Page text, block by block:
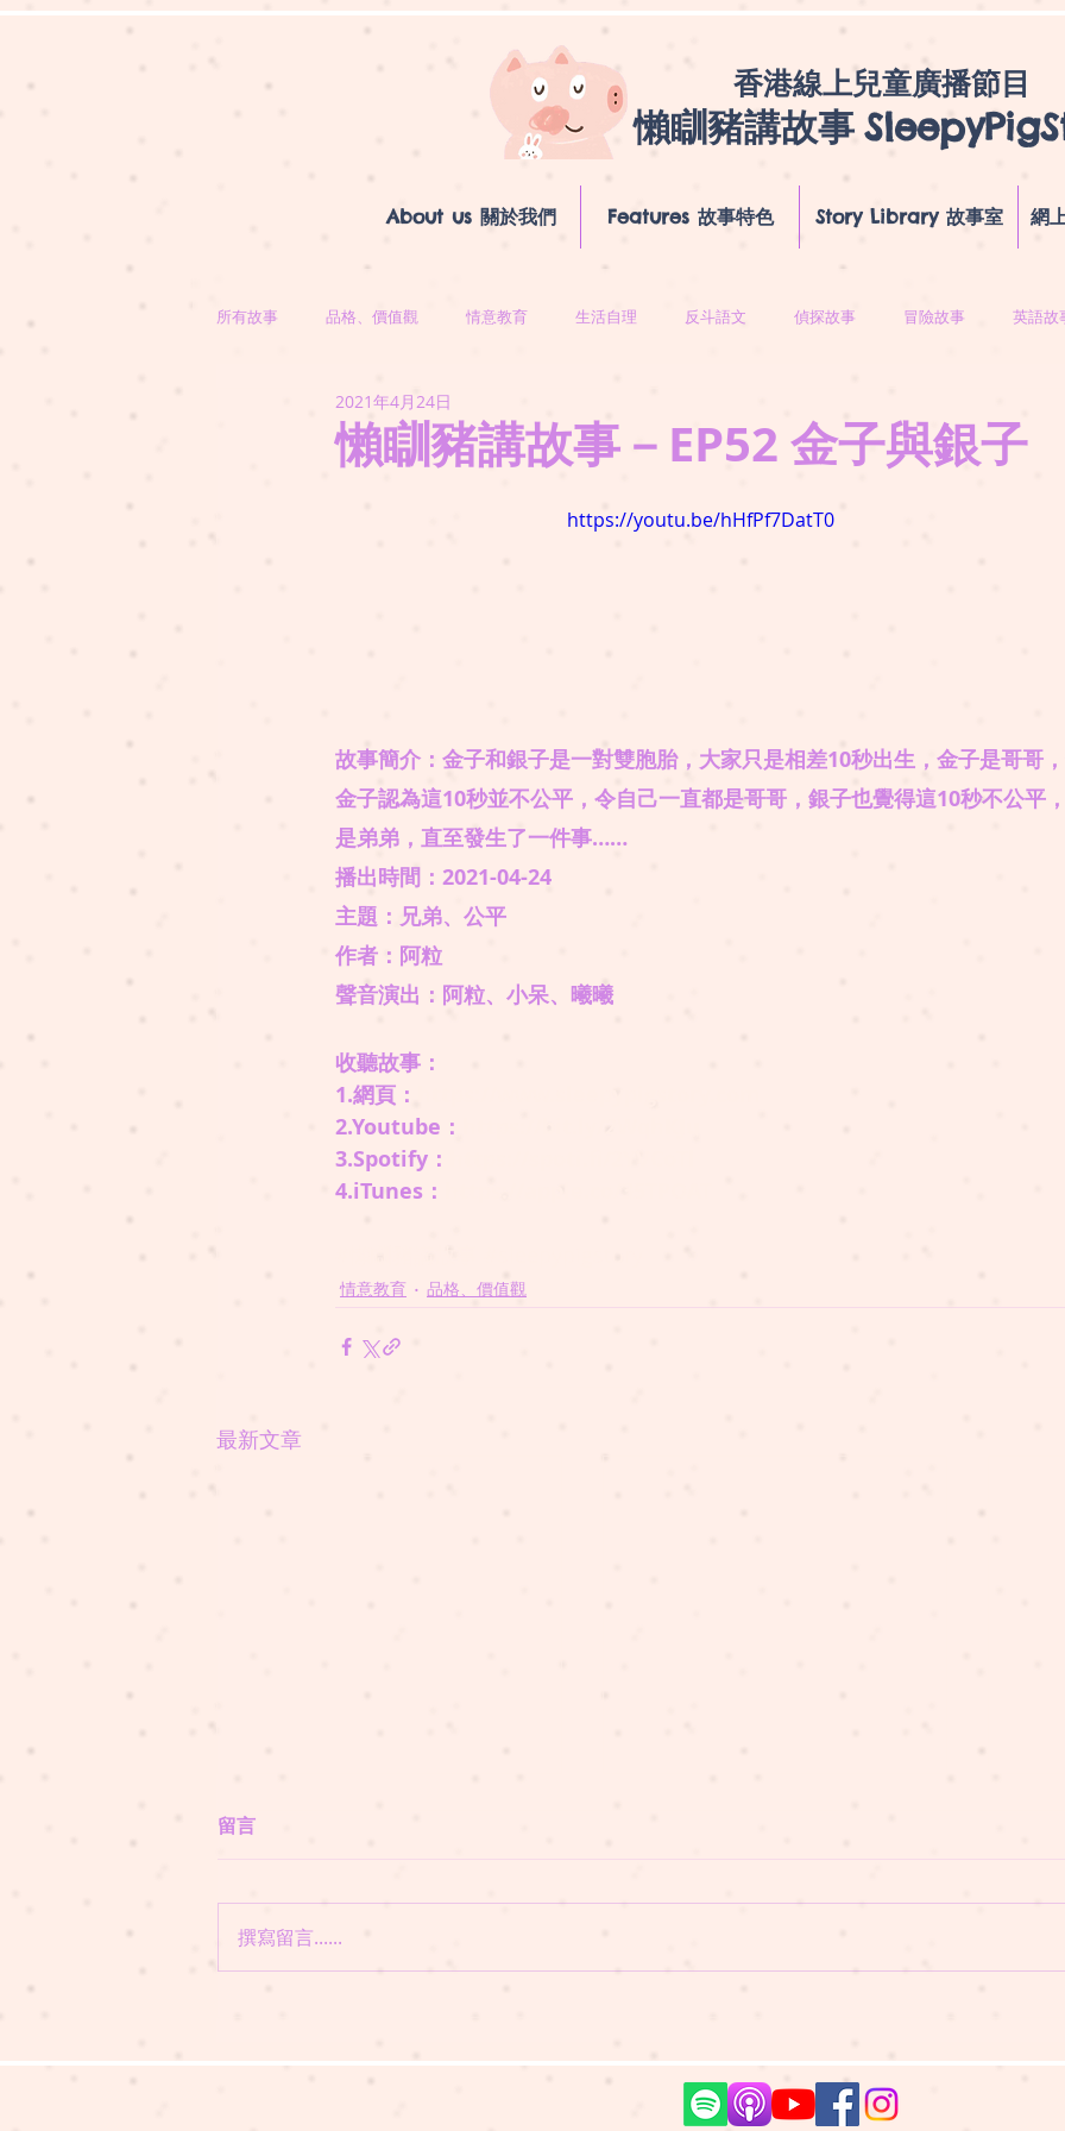
香港線上兒童廣播節目
懶瞓豬講故事
About us 關於我們 Features 故事特色 Story Library 故事室 網
所有故事 品格、價值觀 情意教育 生活自理 反斗語文 偵探故事 冒險故事 英語故
懶瞓豬講故事－EP52 金子與銀子
2021年4月24日
https://youtu.be/hHfPf7DatT0
故事簡介：金子和銀子是一對雙胞胎，大家只是相差10秒出生，金子是哥哥
金子認為這10秒並不公平，令自己一直都是哥哥，銀子也覺得這10秒不公平
是弟弟，直至發生了一件事……
播出時間：2021-04-24
主題：兄弟、公平
​作者：阿粒
​聲音演出：阿粒、小呆、曦曦
收聽故事：
1.網頁：
2.Youtube：
3.Spotify：
4.iTunes：
情意教育 品格、價值觀
最新文章
留言
撰寫留言......